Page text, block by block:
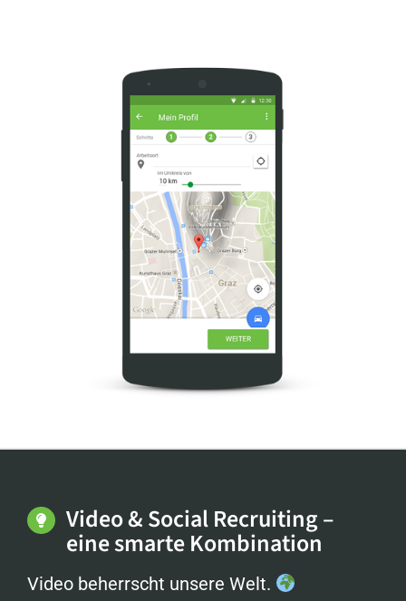
Video & Social Recruiting –
eine smarte Kombination
Video beherrscht unsere Welt.